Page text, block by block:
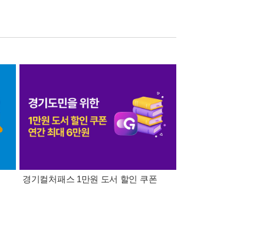
경기컬처패스 1만원 도서 할인 쿠폰